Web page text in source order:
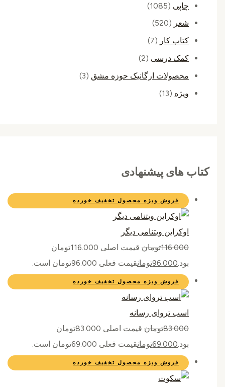
چاپی
(1085)
شعر
(520)
کتاب کار (7)
کمک درسی (2)
محصولات ارگانیک حوزه مشق (3)
ویژه
(13)
کتاب های پیشنهادی
فروش ویژه محصول تخفیف خورده
اوکراین ویتنامی دیگر
116.000تومان
قیمت اصلی 116.000تومان
96.000تومانقیمت فعلی 96.000تومان است.
فروش ویژه محصول تخفیف خورده
اسب تروای رسانه
83.000تومان
قیمت اصلی 83.000تومان
69.000تومانقیمت فعلی 69.000تومان است.
فروش ویژه محصول تخفیف خورده